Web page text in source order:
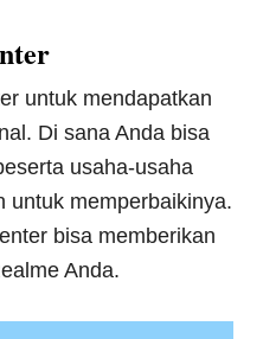
untuk mendapatkan
Di sana Anda bisa
usaha-usaha
untuk memperbaikinya.
bisa memberikan
Anda.